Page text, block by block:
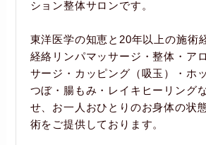
ション整体サロンです。
東洋医学の知恵と20年以上の施術
経絡リンパマッサージ・整体・ア
サージ・カッピング（吸玉）・ホ
つぼ・腸もみ・レイキヒーリング
せ、お一人おひとりのお身体の状
術をご提供しております。